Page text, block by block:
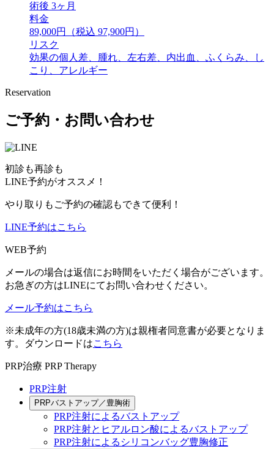
術後 3ヶ月
料金
89,000円（税込 97,900円）
リスク
効果の個人差、腫れ、左右差、内出血、ふくらみ、し
こり、アレルギー
Reservation
ご予約・お問い合わせ
初診も再診も
LINE予約がオススメ！
やり取りもご予約の確認もできて便利！
LINE予約はこちら
WEB予約
メールの場合は返信にお時間をいただく場合がございます。
お急ぎの方はLINEにてお問い合わせください。
メール予約はこちら
※未成年の方(18歳未満の方)は親権者同意書が必要となりま
す。ダウンロードはこちら
PRP治療 PRP Therapy
PRP注射
PRPバストアップ／豊胸術
PRP注射によるバストアップ
PRP注射とヒアルロン酸によるバストアップ
PRP注射によるシリコンバッグ豊胸修正